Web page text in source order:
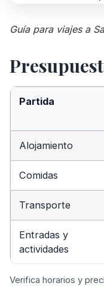
Guía para viajes a
Partida
Alojamiento
Comidas
Transporte
Entradas y
actividades
Verifica horarios y